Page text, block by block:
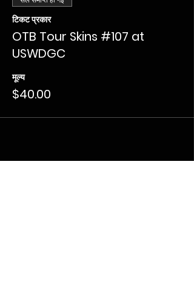
टिकट प्रकार
OTB Tour Skins #107 at
USWDGC
मूल्य
$40.00